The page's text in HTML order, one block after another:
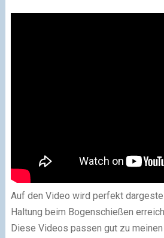
Auf den Video wird perfekt
Haltung beim Bogenschießen
Diese Videos passen gut zu